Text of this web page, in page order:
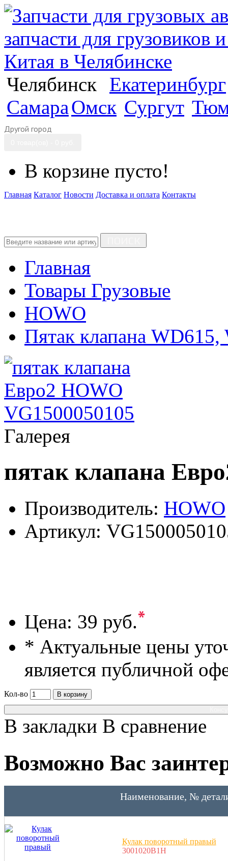
Челябинск
Екатеринбург
СамараОмск Сургут
Другой город
В корзине пусто!
Главная Каталог Новости Доставка и оплата Контакты
Главная
Товары Грузовые
HOWO
Пятак клапана
Галерея
пятак клапана
Производитель: HOWO
Артикул:
Цена: 39 руб.*
* Актуальные цены
является публичной
Кол-во
В корзину
В закладки В сравнение
Возможно Вас
Наименование, №
Кулак поворотный правый
3001020B1H